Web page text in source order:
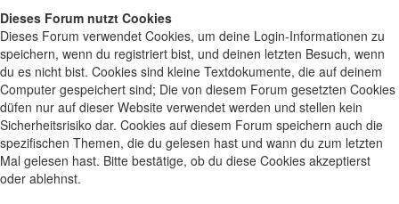
Dieses Forum nutzt Cookies
Dieses Forum verwendet Cookies, um deine Login-Informationen zu
speichern, wenn du registriert bist, und deinen letzten Besuch, wenn
du es nicht bist. Cookies sind kleine Textdokumente, die auf deinem
Computer gespeichert sind; Die von diesem Forum gesetzten Cookies
düfen nur auf dieser Website verwendet werden und stellen kein
Sicherheitsrisiko dar. Cookies auf diesem Forum speichern auch die
spezifischen Themen, die du gelesen hast und wann du zum letzten
Mal gelesen hast. Bitte bestätige, ob du diese Cookies akzeptierst
oder ablehnst.